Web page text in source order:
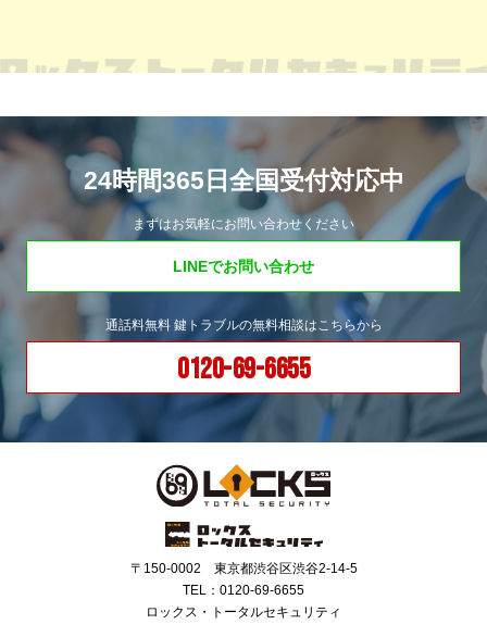
24時間365日全国受付対応中
まずはお気軽にお問い合わせください
LINEでお問い合わせ
通話料無料 鍵トラブルの無料相談はこちらから
0120-69-6655
〒150-0002 東京都渋谷区渋谷2-14-5
TEL： 0120-69-6655
ロックス・トータルセキュリティ